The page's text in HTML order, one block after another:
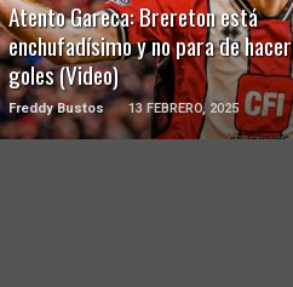
Atento Gareca: Brereton está
enchufadísimo y no para de hacer
goles (Video)
Freddy Bustos 13 FEBRERO, 2025